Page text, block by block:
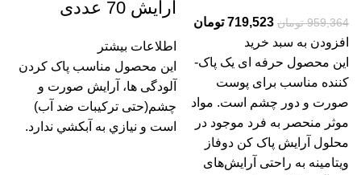
959,364 تومان 719,523 تومان
افزودن به سبد خرید
این محصول حرفه ای یک پاک‌­­
کنند­ه مناسب برای پوست
صورت و دور چشم است. مواد
موثر منحصر به فرد موجود در
محلول آرایش پاک کن دوفاز
ویتامینه به راحتی آرایش‌­های
آرایش 70 عددی
اطلاعات بیشتر
این محصول مناسب پاک کردن
آلودگی ها، آرایش صورت و
چشم(حتی ترکیبات ضد آب)
است و نيازي به آبکشي ندارد.